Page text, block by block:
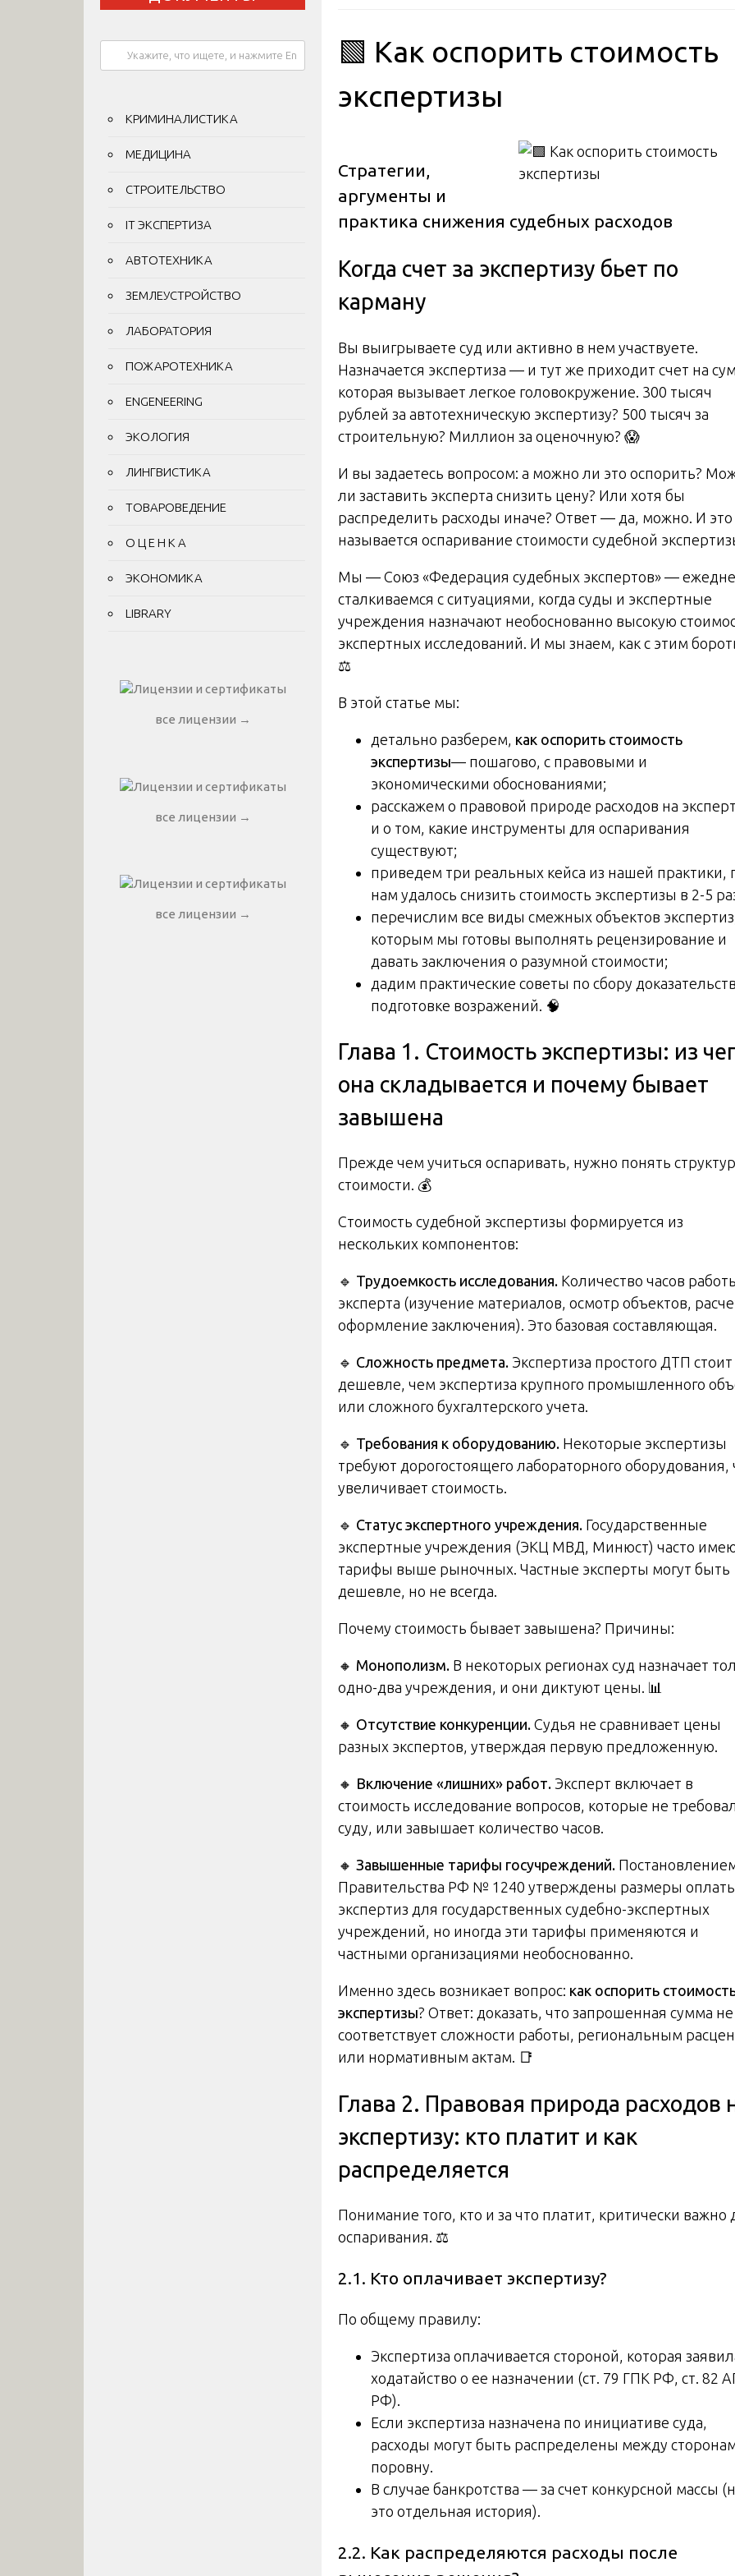
🟩 Как оспорить стоимость
экспертизы
Стратегии,
аргументы и
практика снижения судебных расходов
Когда счет за экспертизу бьет по
карману
Вы выигрываете суд или активно в нем участвуете.
Назначается экспертиза — и тут же приходит счет на
которая вызывает легкое головокружение. 300 тысяч
рублей за автотехническую экспертизу? 500 тысяч за
строительную? Миллион за оценочную? 😱
И вы задаетесь вопросом: а можно ли это оспорить?
ли заставить эксперта снизить цену? Или хотя бы
распределить расходы иначе? Ответ — да, можно. И это
называется оспаривание стоимости судебной
Мы — Союз «Федерация судебных экспертов» —
сталкиваемся с ситуациями, когда суды и экспертные
учреждения назначают необоснованно высокую
экспертных исследований. И мы знаем, как с этим
⚖️
В этой статье мы:
детально разберем, как оспорить стоимость
экспертизы— пошагово, с правовыми и
экономическими обоснованиями;
расскажем о правовой природе расходов на
и о том, какие инструменты для оспаривания
существуют;
приведем три реальных кейса из нашей практики,
нам удалось снизить стоимость экспертизы в 2-5
перечислим все виды смежных объектов
которым мы готовы выполнять рецензирование и
давать заключения о разумной стоимости;
дадим практические советы по сбору
подготовке возражений. 🧠
Глава 1. Стоимость экспертизы: из
она складывается и почему бывает
завышена
Прежде чем учиться оспаривать, нужно понять
стоимости. 💰
Стоимость судебной экспертизы формируется из
нескольких компонентов:
🔹 Трудоемкость исследования. Количество часов
эксперта (изучение материалов, осмотр объектов,
оформление заключения). Это базовая составляющая.
🔹 Сложность предмета. Экспертиза простого ДТП стоит
дешевле, чем экспертиза крупного промышленного
или сложного бухгалтерского учета.
🔹 Требования к оборудованию. Некоторые экспертизы
требуют дорогостоящего лабораторного оборудования,
увеличивает стоимость.
🔹 Статус экспертного учреждения. Государственные
экспертные учреждения (ЭКЦ МВД, Минюст) часто
тарифы выше рыночных. Частные эксперты могут быть
дешевле, но не всегда.
Почему стоимость бывает завышена? Причины:
🔸 Монополизм. В некоторых регионах суд назначает
одно-два учреждения, и они диктуют цены. 📊
🔸 Отсутствие конкуренции. Судья не сравнивает цены
разных экспертов, утверждая первую предложенную.
🔸 Включение «лишних» работ. Эксперт включает в
стоимость исследование вопросов, которые не
суду, или завышает количество часов.
🔸 Завышенные тарифы госучреждений.
Правительства РФ № 1240 утверждены размеры
экспертиз для государственных судебно-экспертных
учреждений, но иногда эти тарифы применяются и
частными организациями необоснованно.
Именно здесь возникает вопрос: как оспорить
экспертизы? Ответ: доказать, что запрошенная сумма не
соответствует сложности работы, региональным
или нормативным актам. 📑
Глава 2. Правовая природа расходов
экспертизу: кто платит и как
распределяется
Понимание того, кто и за что платит, критически важно
оспаривания. ⚖️
2.1. Кто оплачивает экспертизу?
По общему правилу:
Экспертиза оплачивается стороной, которая
ходатайство о ее назначении (ст. 79 ГПК РФ, ст. 82
РФ).
Если экспертиза назначена по инициативе суда,
расходы могут быть распределены между
поровну.
В случае банкротства — за счет конкурсной массы
это отдельная история).
2.2. Как распределяются расходы после
КРИМИНАЛИСТИКА
МЕДИЦИНА
СТРОИТЕЛЬСТВО
IT ЭКСПЕРТИЗА
АВТОТЕХНИКА
ЗЕМЛЕУСТРОЙСТВО
ЛАБОРАТОРИЯ
ПОЖАРОТЕХНИКА
ENGENEERING
ЭКОЛОГИЯ
ЛИНГВИСТИКА
ТОВАРОВЕДЕНИЕ
О Ц Е Н К А
ЭКОНОМИКА
LIBRARY
все лицензии →
все лицензии →
все лицензии →